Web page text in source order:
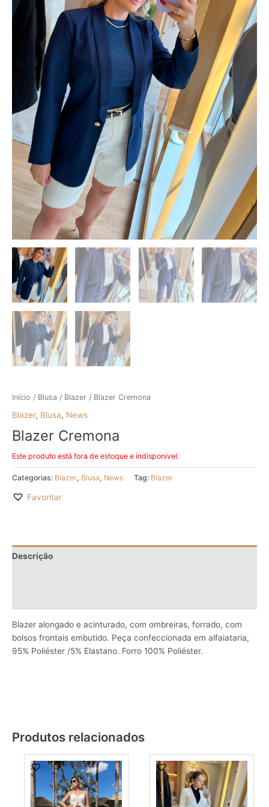
Início / Blusa / Blazer / Blazer Cremona
Blazer, Blusa, News
Blazer Cremona
Este produto está fora de estoque e indisponível.
Categorias: Blazer, Blusa, News Tag: Blazer
Favoritar
Descrição
Blazer alongado e acinturado, com ombreiras, forrado, com
bolsos frontais embutido. Peça confeccionada em alfaiataria,
95% Poliéster /5% Elastano. Forro 100% Poliéster.
Produtos relacionados
This
has
multiple
This